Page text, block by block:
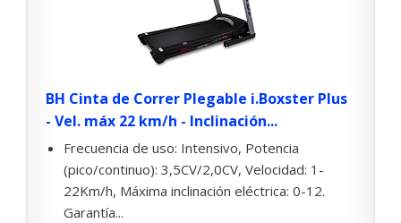
BH Cinta de Correr Plegable i.Boxster Plus
- Vel. máx 22 km/h - Inclinación...
Frecuencia de uso: Intensivo, Potencia
(pico/continuo): 3,5CV/2,0CV, Velocidad: 1-
22Km/h, Máxima inclinación eléctrica: 0-12.
Garantía...